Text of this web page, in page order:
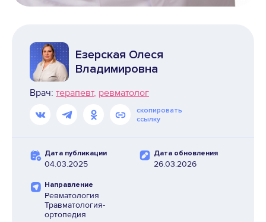
Езерская Олеся
Владимировна
Врач: терапевт ревматолог
скопировать
ссылку
Дата публикации
04.03.2025
Дата обновления
26.03.2026
Направление
Ревматология
Травматология-
ортопедия